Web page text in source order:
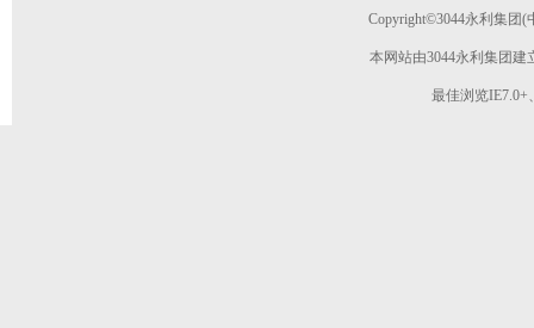
Copyright©3044永利集团(
本网站由3044永利集团
最佳浏览IE7.0+